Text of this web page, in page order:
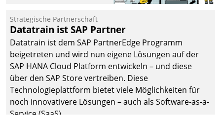
Jahresbeginn eine
Überblick, Einsicht und
Eingriff bietende Lösung.
Zur Entwicklung setzte
man auf
Cloudtechnologie,
bewährte und Startup-
Partner sowie erstmals
agile Projektmethoden.
Strategische Partnerschaft
Datatrain ist SAP Partner
Datatrain ist dem SAP PartnerEdge Programm
beigetreten und wird nun eigene Lösungen auf der
SAP HANA Cloud Platform entwickeln – und diese
über den SAP Store vertreiben. Diese
Technologieplattform bietet viele Möglichkeiten für
noch innovativere Lösungen – auch als Software-as-a-
Service (SaaS).